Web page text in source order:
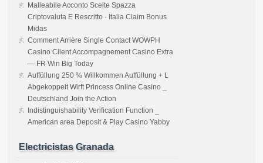
Malleabile Acconto Scelte Spazza
Criptovaluta E Rescritto · Italia Claim Bonus
Midas
Comment Arrière Single Contact WOWPH
Casino Client Accompagnement Casino Extra
— FR Win Big Today
Auffüllung 250 % Willkommen Auffüllung + L
Abgekoppelt Wirft Princess Online Casino _
Deutschland Join the Action
Indistinguishability Verification Function _
American area Deposit & Play Casino Yabby
Electricistas Granada